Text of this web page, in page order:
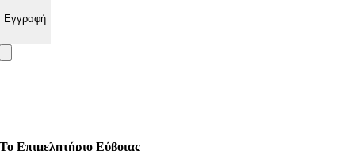
Το Επιμελητήριο Εύβοιας